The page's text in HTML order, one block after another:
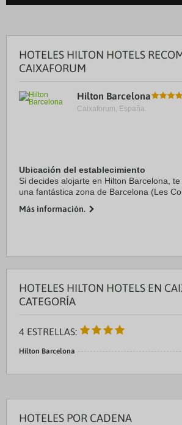
HOTELES HILTON HOTELS
CAIXAFORUM
Hilton Barcelona
Caixaforum, España.
Ubicación del establecimiento
Si decides alojarte en Hilton Barcelona,
una fantástica zona de Barcelona (Les
coche de Museo del Fútbol Club ...
Más información.
HOTELES HILTON HOTELS EN
CATEGORÍA
4 ESTRELLAS:
Hilton Barcelona
HOTELES POR CADENA